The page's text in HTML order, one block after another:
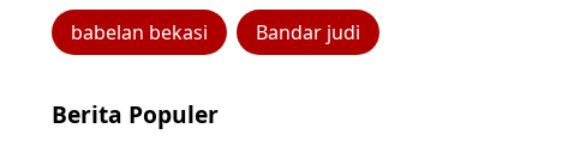
babelan bekasi Bandar judi
Berita Populer